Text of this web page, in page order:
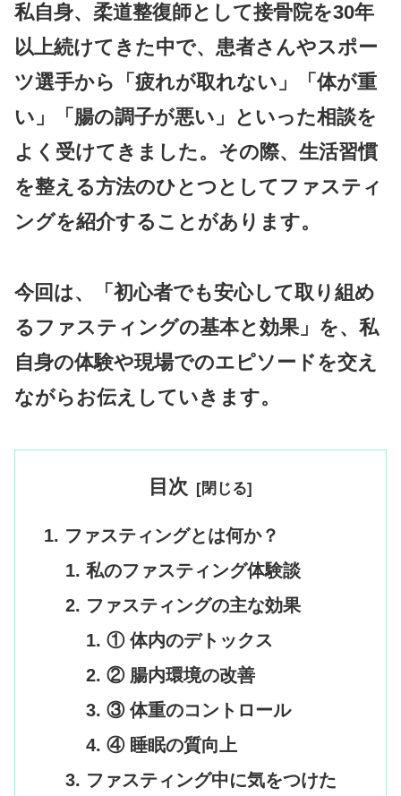
私自身、柔道整復師として接骨院を30年
以上続けてきた中で、患者さんやスポー
ツ選手から「疲れが取れない」「体が重
い」「腸の調子が悪い」といった相談を
よく受けてきました。その際、生活習慣
を整える方法のひとつとしてファスティ
ングを紹介することがあります。
今回は、「初心者でも安心して取り組め
るファスティングの基本と効果」を、私
自身の体験や現場でのエピソードを交え
ながらお伝えしていきます。
目次
ファスティングとは何か？
私のファスティング体験談
ファスティングの主な効果
① 体内のデトックス
② 腸内環境の改善
③ 体重のコントロール
④ 睡眠の質向上
ファスティング中に気をつけた